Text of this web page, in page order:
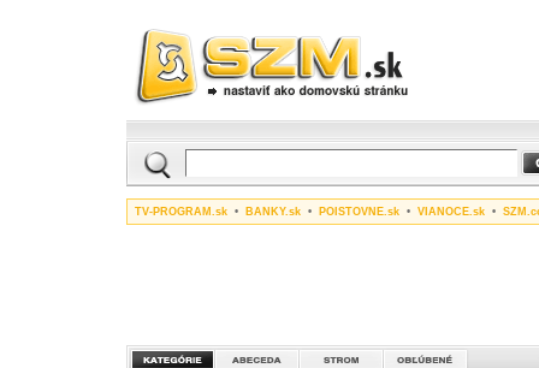
TV-PROGRAM.sk • BANKY.sk • POISTOVNE.sk • VIANOCE.sk •